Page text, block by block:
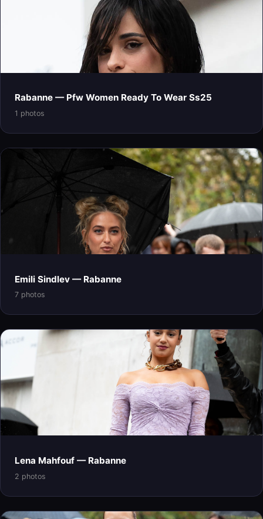
Rabanne — Pfw Women Ready To Wear Ss25
1 photos
Emili Sindlev — Rabanne
7 photos
Lena Mahfouf — Rabanne
2 photos